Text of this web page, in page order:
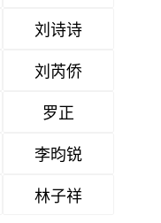
刘诗诗
刘芮侨
罗正
李昀锐
林子祥